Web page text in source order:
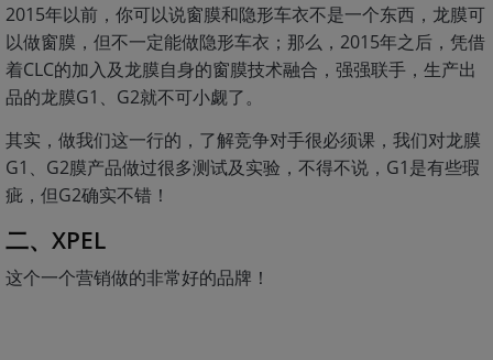
2015年以前，你可以说窗膜和隐形车衣不是一个东西，龙膜可
以做窗膜，但不一定能做隐形车衣；那么，2015年之后，凭借
着CLC的加入及龙膜自身的窗膜技术融合，强强联手，生产出
品的龙膜G1、G2就不可小觑了。
其实，做我们这一行的，了解竞争对手很必须课，我们对龙膜
G1、G2膜产品做过很多测试及实验，不得不说，G1是有些瑕
疵，但G2确实不错！
二、XPEL
这个一个营销做的非常好的品牌！